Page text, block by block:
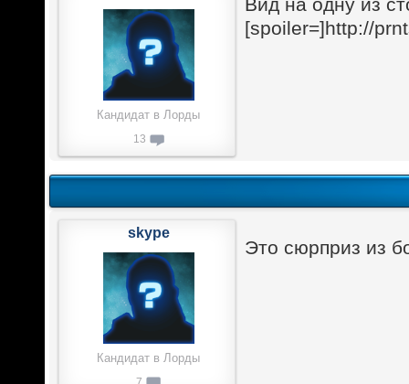
Вид на одну из
[spoiler=]http://
Кандидат в Лорды
13
Это сюрприз из
skype
Кандидат в Лорды